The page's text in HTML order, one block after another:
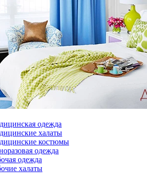
одежда
халаты
костюмы
одежда
одежда
халаты